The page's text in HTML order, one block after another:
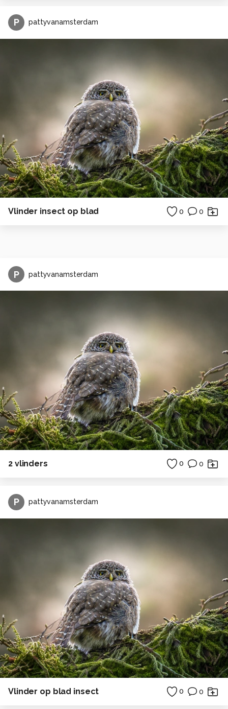
P pattyvanamsterdam
Vlinder insect op blad 0 0
P pattyvanamsterdam
2 vlinders 0 0
P pattyvanamsterdam
Vlinder op blad insect 0 0